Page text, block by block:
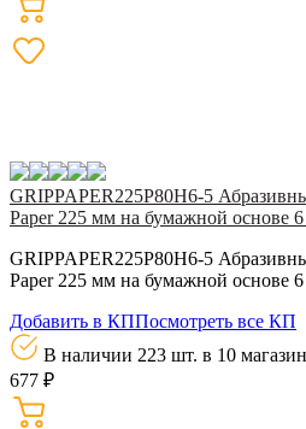
GRIPPAPER225P80H6-5
Paper 225 мм на бумажной основе
GRIPPAPER225P80H6-5
Paper 225 мм на бумажной основе
Добавить в КППосмотреть все КП
В наличии 223 шт. в 10
677 ₽